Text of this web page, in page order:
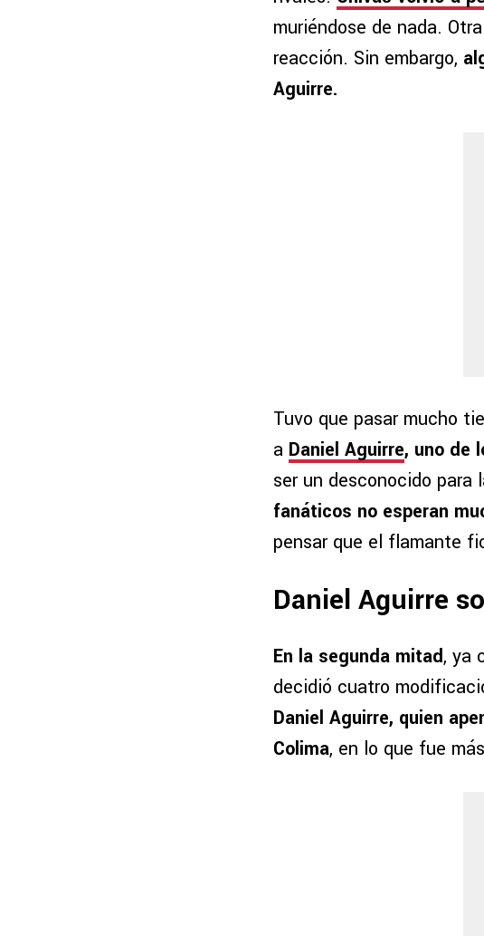
muriéndose de nada.
reacción. Sin embargo,
Aguirre.
Tuvo que pasar mucho
a Daniel Aguirre, uno de
ser un desconocido para
fanáticos no esperan
pensar que el flamante
Daniel Aguirre
En la segunda mitad, ya
decidió cuatro
Daniel Aguirre, quien
Colima, en lo que fue